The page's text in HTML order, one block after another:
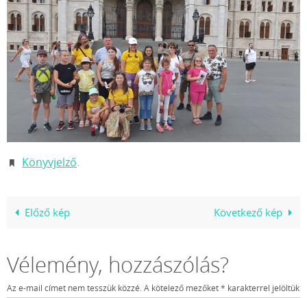
Könyvjelző.
Előző kép Következő kép
Vélemény, hozzászólás?
Az e-mail címet nem tesszük közzé.A kötelező mezőket* karakterrel jelöltük